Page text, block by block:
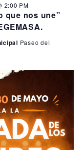
que nos une”
2:00 PM
Paseo del